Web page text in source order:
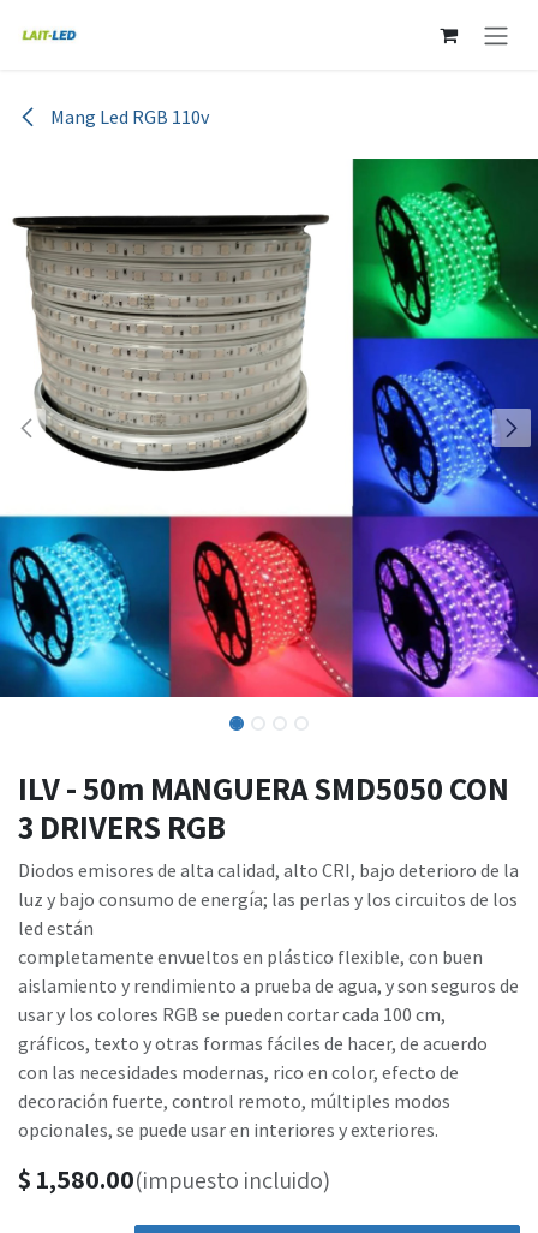
Mang Led RGB 110v
ILV - 50m MANGUERA SMD5050 CON
3 DRIVERS RGB
Diodos emisores de alta calidad, alto CRI, bajo deterioro de la
luz y bajo consumo de energía; las perlas y los circuitos de los
led están
completamente envueltos en plástico flexible, con buen
aislamiento y rendimiento a prueba de agua, y son seguros de
usar y los colores RGB se pueden cortar cada 100 cm,
gráficos, texto y otras formas fáciles de hacer, de acuerdo
con las necesidades modernas, rico en color, efecto de
decoración fuerte, control remoto, múltiples modos
opcionales, se puede usar en interiores y exteriores.
$ 1,580.00(impuesto incluido)